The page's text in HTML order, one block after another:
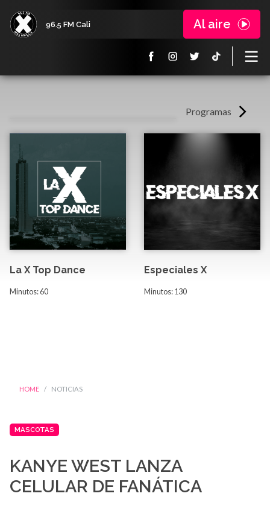
96.5 FM Cali Al aire
Programas
La X Top Dance
Minutos: 60
Especiales X
Minutos: 130
HOME NOTICIAS
MASCOTAS
KANYE WEST LANZA
CELULAR DE FANÁTICA